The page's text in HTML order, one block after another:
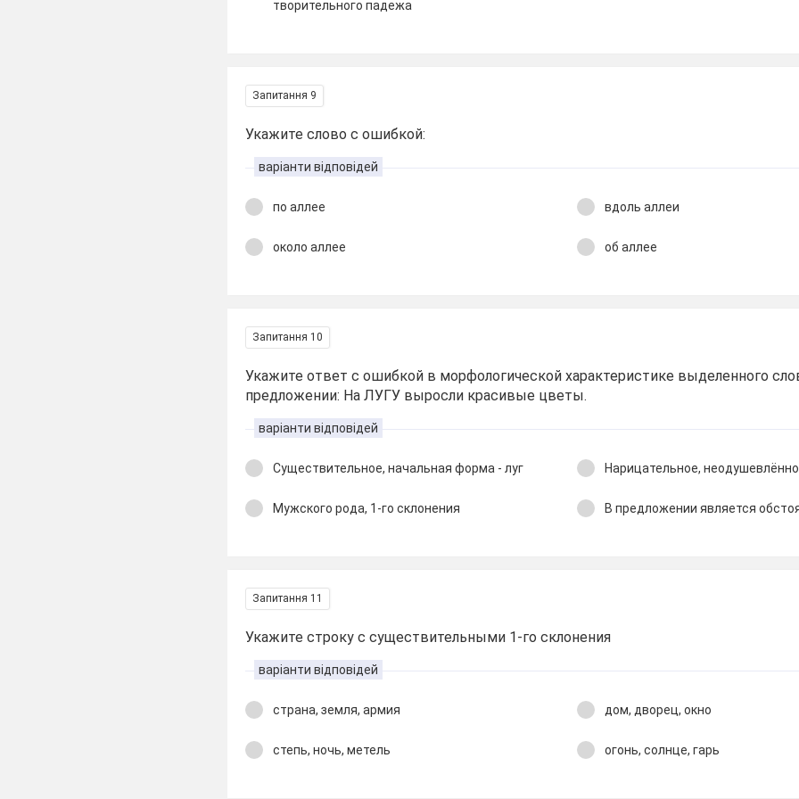
творительного падежа
Запитання 9
Укажите слово с ошибкой:
варіанти відповідей
по аллее вдоль аллеи
около аллее об аллее
Запитання 10
Укажите ответ с ошибкой в морфологической характеристике выделенного
предложении: На ЛУГУ выросли красивые цветы.
варіанти відповідей
Существительное, начальная форма - луг Нарицательное,
Мужского рода, 1-го склонения В предложении является
Запитання 11
Укажите строку с существительными 1-го склонения
варіанти відповідей
страна, земля, армия дом, дворец, окно
степь, ночь, метель огонь, солнце, гарь